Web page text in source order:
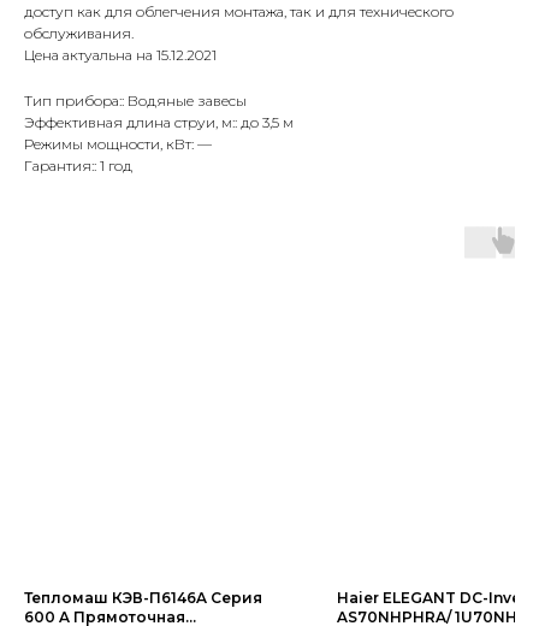
доступ как для облегчения монтажа, так и для технического
обслуживания.
Цена актуальна на 15.12.2021
Тип прибора:: Водяные завесы
Эффективная длина струи, м:: до 3,5 м
Режимы мощности, кВт: —
Гарантия:: 1 год
Тепломаш КЭВ-П6146A Серия
600 A Прямоточная
Haier ELEGANT DC-
AS70NHPHRA/